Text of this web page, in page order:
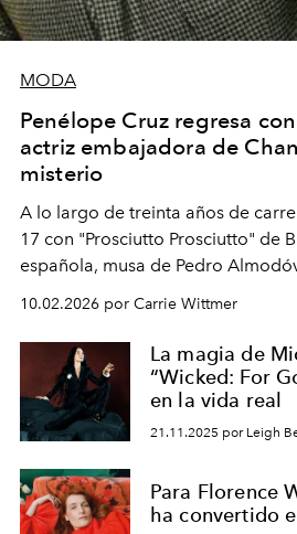
MODA
Penélope Cruz regresa
actriz embajadora de
misterio
A lo largo de treinta años de
17 con "Prosciutto Prosciutto" de
española, musa de Pedro
Barcelona", ha dividido su tiempo
Estados Unidos. Su nueva película,
dirigida por Maggie Gyllenhaal.
10.02.2026 por Carrie Wittmer
La magia de
“Wicked: For
en la vida real
21.11.2025 por Leigh
Para Florence
ha convertido